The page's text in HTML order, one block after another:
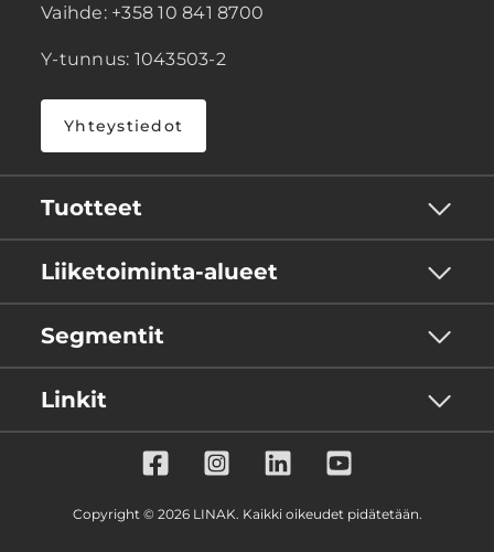
Vaihde: +358 10 841 8700
Y-tunnus: 1043503-2
Yhteystiedot
Tuotteet
Liiketoiminta-alueet
Segmentit
Linkit
Copyright © 2026 LINAK. Kaikki oikeudet pidätetään.